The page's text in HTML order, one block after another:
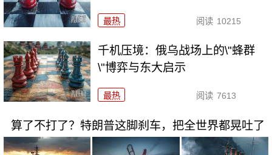
最热 阅读 10215
千机压境：俄乌战场上的\"蜂群
\"博弈与东大启示
最热 阅读 7613
算了不打了？特朗普这脚刹车，把全世界都晃吐了